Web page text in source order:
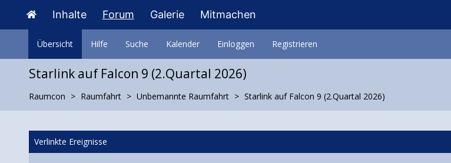
Inhalte Forum Galerie Mitmachen
Übersicht Hilfe Suche Kalender Einloggen Registrieren
Starlink auf Falcon 9 (2.Quartal 2026)
Raumcon Raumfahrt Unbemannte Raumfahrt Starlink auf Falcon 9 (2.Quartal 2026)
Verlinkte Ereignisse